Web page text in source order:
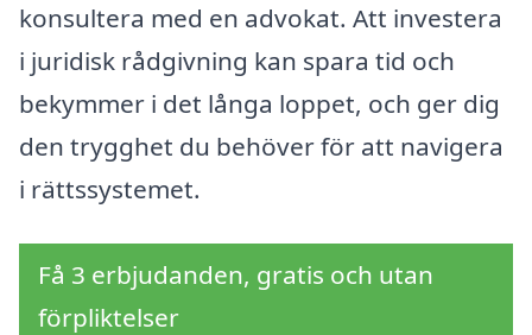
konsultera med en advokat. Att investera
i juridisk rådgivning kan spara tid och
bekymmer i det långa loppet, och ger dig
den trygghet du behöver för att navigera
i rättssystemet.
Få 3 erbjudanden, gratis och utan
förpliktelser